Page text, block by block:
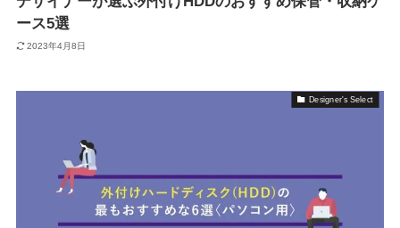
ース5選
2023年4月8日
Designer's Select